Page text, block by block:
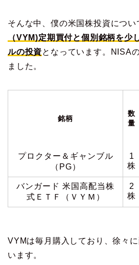
そんな中、僕の米国株投資につい
（VYM)定期買付と個別銘柄を少
ルの投資となっています。NISA
ました。
銘柄
数
量
プロクター＆ギャンブル
（PG）
1
株
バンガード 米国高配当株
式ＥＴＦ（ＶＹＭ）
2
株
VYMは毎月購入しており、徐々
います。